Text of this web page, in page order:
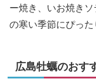
ー焼き、いお焼き
の寒い季節にぴった
広島牡蠣のおす